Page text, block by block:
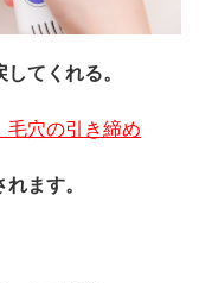
てくれる。
毛穴の引き締め
ます。